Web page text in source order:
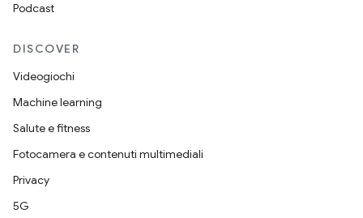
Podcast
DISCOVER
Videogiochi
Machine learning
Salute e fitness
Fotocamera e contenuti multimediali
Privacy
5G